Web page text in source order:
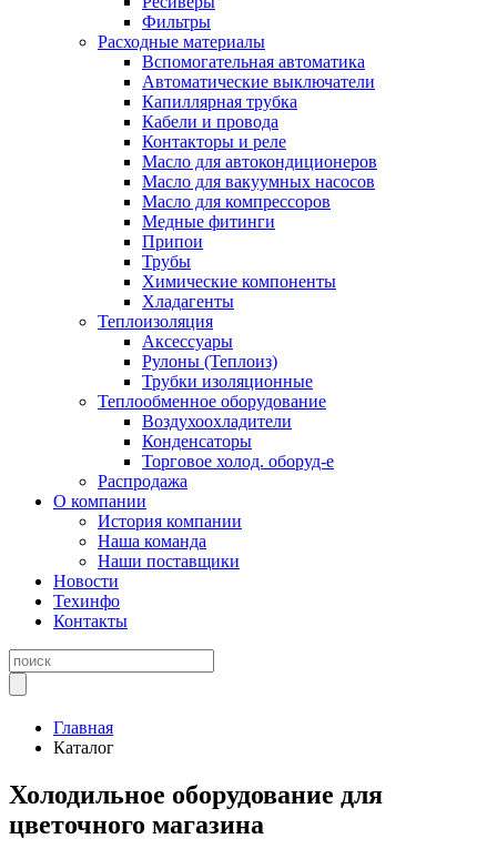
Фильтры
Расходные материалы
Вспомогательная автоматика
Автоматические выключатели
Капиллярная трубка
Кабели и провода
Контакторы и реле
Масло для автокондиционеров
Масло для вакуумных насосов
Масло для компрессоров
Медные фитинги
Припои
Трубы
Химические компоненты
Хладагенты
Теплоизоляция
Аксессуары
Рулоны (Теплоиз)
Трубки изоляционные
Теплообменное оборудование
Воздухоохладители
Конденсаторы
Торговое холод. оборуд-е
Распродажа
О компании
История компании
Наша команда
Наши поставщики
Новости
Техинфо
Контакты
Главная
Каталог
Холодильное оборудование для
цветочного магазина